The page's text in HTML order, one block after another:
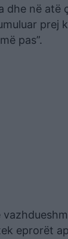
dhe në atë
prej
pas”.
eprorët